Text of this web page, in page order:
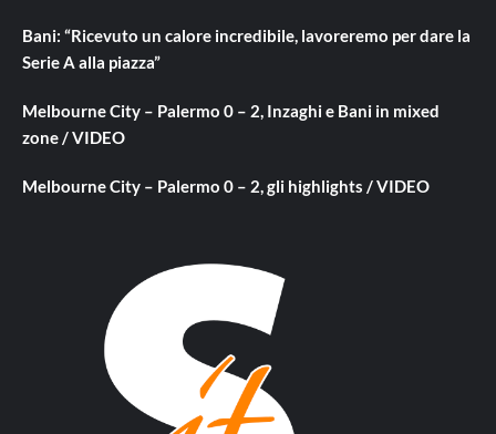
Bani: “Ricevuto un calore incredibile, lavoreremo per dare la
Serie A alla piazza”
Melbourne City – Palermo 0 – 2, Inzaghi e Bani in mixed
zone / VIDEO
Melbourne City – Palermo 0 – 2, gli highlights / VIDEO